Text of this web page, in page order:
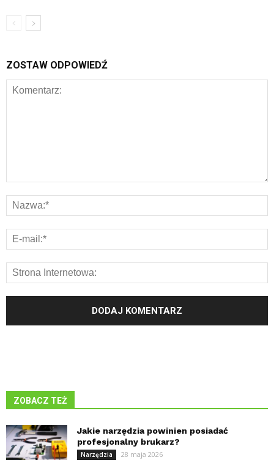
ZOSTAW ODPOWIEDŹ
ZOBACZ TEŻ
Jakie narzędzia powinien posiadać
profesjonalny brukarz?
Narzędzia 28 maja 2026